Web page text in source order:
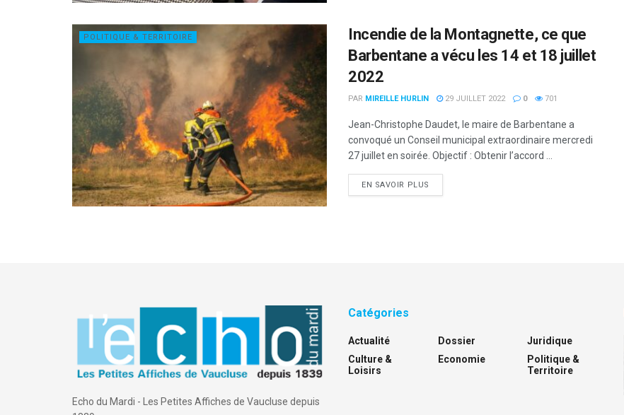
POLITIQUE & TERRITOIRE
Incendie de la Montagnette, ce que
Barbentane a vécu les 14 et 18 juillet
2022
PAR MIREILLE HURLIN 29 JUILLET 2022 0 701
Jean-Christophe Daudet, le maire de Barbentane a
convoqué un Conseil municipal extraordinaire mercredi
27 juillet en soirée. Objectif : Obtenir l’accord ...
EN SAVOIR PLUS
Echo du Mardi - Les Petites Affiches de Vaucluse depuis
Catégories
Actualité
Culture &
Loisirs
Dossier
Economie
Juridique
Politique &
Territoire